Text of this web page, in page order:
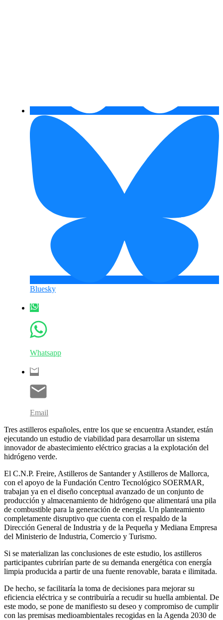
Bluesky
Whatsapp
Email
Tres astilleros españoles, entre los que se encuentra Astander, están
ejecutando un estudio de viabilidad para desarrollar un sistema
innovador de abastecimiento eléctrico gracias a la explotación del
hidrógeno verde.
El C.N.P. Freire, Astilleros de Santander y Astilleros de Mallorca,
con el apoyo de la Fundación Centro Tecnológico SOERMAR,
trabajan ya en el diseño conceptual avanzado de un conjunto de
producción y almacenamiento de hidrógeno que alimentará una pila
de combustible para la generación de energía. Un planteamiento
completamente disruptivo que cuenta con el respaldo de la
Dirección General de Industria y de la Pequeña y Mediana Empresa
del Ministerio de Industria, Comercio y Turismo.
Si se materializan las conclusiones de este estudio, los astilleros
participantes cubrirían parte de su demanda energética con energía
limpia producida a partir de una fuente renovable, barata e ilimitada.
De hecho, se facilitaría la toma de decisiones para mejorar su
eficiencia eléctrica y se contribuiría a recudir su huella ambiental. De
este modo, se pone de manifiesto su deseo y compromiso de cumplir
con las premisas medioambientales recogidas en la Agenda 2030 de